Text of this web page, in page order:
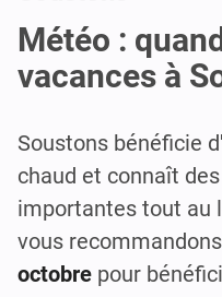
Météo :
vacances à
Soustons bénéficie
chaud et connaît
importantes tout au
vous
octobre pour